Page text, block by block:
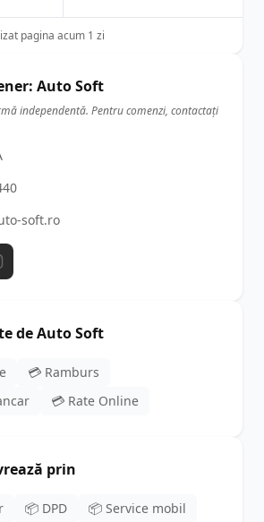
pagina acum 1 zi
Auto Soft
independentă. Pentru comenzi, contactați
soft.ro
de Auto Soft
💳 Ramburs
💳 Rate Online
prin
📦 DPD
📦 Service mobil